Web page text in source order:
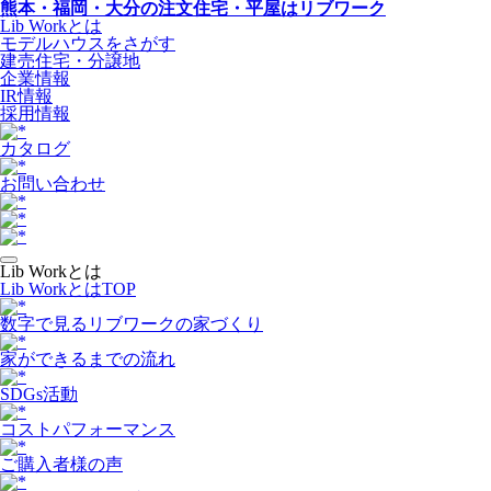
熊本・福岡・大分の注文住宅・平屋はリブワーク
Lib Workとは
モデルハウスをさがす
建売住宅・分譲地
企業情報
IR情報
採用情報
カタログ
お問い合わせ
Lib Workとは
Lib WorkとはTOP
数字で⾒るリブワークの家づくり
家ができるまでの流れ
SDGs活動
コストパフォーマンス
ご購入者様の声